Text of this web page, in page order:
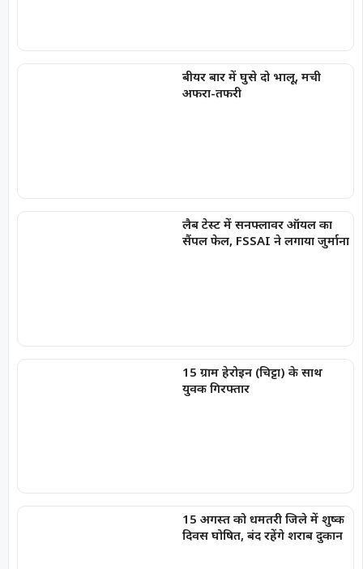
बीयर बार में घुसे दो भालू, मची
अफरा-तफरी
लैब टेस्ट में सनफ्लावर ऑयल का
सैंपल फेल, FSSAI ने लगाया जुर्माना
15 ग्राम हेरोइन (चिट्टा) के साथ
युवक गिरफ्तार
15 अगस्त को धमतरी जिले में शुष्क
दिवस घोषित, बंद रहेंगे शराब दुकान